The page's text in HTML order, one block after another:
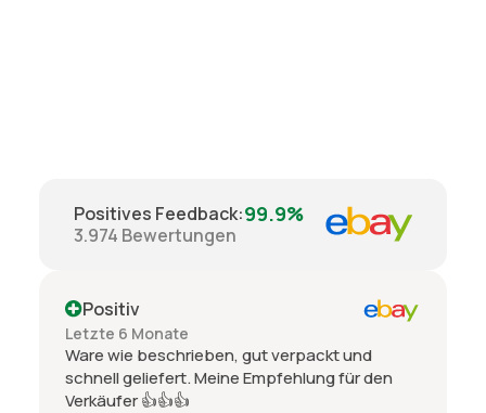
Positives Feedback:99.9%
3.974 Bewertungen
Positiv
Letzte 6 Monate
Ware wie beschrieben, gut verpackt und
schnell geliefert. Meine Empfehlung für den
Verkäufer 👍👍👍